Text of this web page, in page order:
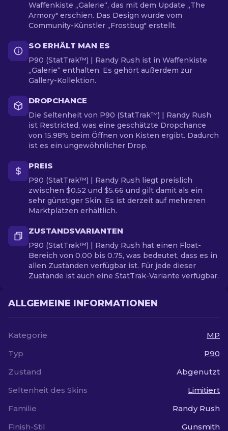
Waffenkiste „Galerie“, das mit dem Update „The
Armory" erschien. Das Design wurde vom
Community-Künstler „Frostbug" erstellt.
SO ERHÄLT MAN ES
P90 (StatTrak™) | Randy Rush ist in Waffenkiste
„Galerie“ enthalten. Es gehört außerdem zur
Gallery-Kollektion.
DROPCHANCE
Die Seltenheit von P90 (StatTrak™) | Randy Rush
ist Restricted, was eine geschätzte Dropchance
von 15.98% beim Öffnen von Kisten ergibt. Dadurch
ist es ein ungewöhnlicher Drop.
PREIS
P90 (StatTrak™) | Randy Rush liegt preislich
zwischen $0.52 und $5.66 und gilt damit als ein
sehr günstiger Skin. Es ist derzeit auf mehreren
Marktplätzen erhältlich.
ZUSTANDSVARIANTEN
P90 (StatTrak™) | Randy Rush hat einen Float-
Bereich von 0.00 bis 0.75, was bedeutet, dass es in
allen Zuständen verfügbar ist. Für jede dieser
Zustände ist auch eine StatTrak-Variante verfügbar.
ALLGEMEINE INFORMATIONEN
Kategorie
MP
Typ
P90
Zustand
Abgenutzt
Seltenheit des Skins
Limitiert
Familie
Randy Rush
Finish-Stil
Gunsmith